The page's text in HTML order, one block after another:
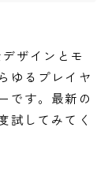
ザインとモ
ゆるプレイヤ
です。最新の
試してみてく